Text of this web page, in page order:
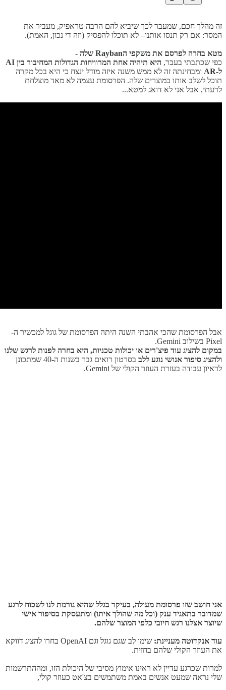
זה מהלך חכם, שמעבר לכך שיביא להם הרבה טראפיק, מעביר את
המסר: אם רק תנסו אותנו– לא תוכלו להפסיק (וזה די נכון, האמת).
מטא בחרה לפרסם את משקפי הRayban שלה -
כפי שכתבתי בעבר,
היא תיהיה אחת המרוויחות הגדולות המחיבור בין AI
ל-AR
ומבחינתה זה לא ממש משנה איזה מודל ינצח כי היא בכל מקרה
תוכל לשלב אותו במוצרים שלה. הפרסומת עצמה לא מאד מוצלחת
לדעתי, אבל אני לא דואג למטא...
אבל הפרסומת שהכי אהבתי השנה היתה הפרסומת של גוגל למכשיר ה-
Pixel בשילוב Gemini.
במקום להציג עוד פיצ'רים או יכולות טכניות, היא בחרה לפנות לרגש שלנו
ולהציג סיפור אנושי נוגע ללב
בסרטון רואים גבר בשנות ה-40 שמתכונן
לראיון עבודה בעזרת העוזר הקולי של Gemini.
אני חושב שזו פרסומת מעולה, בעיקר בגלל שהיא גורמת לנו לשכוח לרגע
שמדובר בתאגיד ענק (וכל מה שהולך איתו) ומתעסקת בסיפור אישי
שיוצר אצלנו רגש חיובי כלפי המוצר שלהם.
עוד אנקדוטה מעניינת:
שימו לב שגם גוגל וגם OpenAI בחרו להציג דווקא
את העוזר הקולי שלהם בחזית.
למרות שכרגע עדיין לא ראינו אימוץ מסיבי של היכולת הזו, ומההתרשמות
שלי נראה שמעט אנשים באמת משתמשים בצ'אט כעוזר קולי,